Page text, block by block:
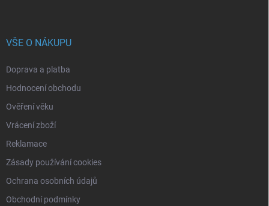
VŠE O NÁKUPU
Doprava a platba
Hodnocení obchodu
Ověření věku
Vrácení zboží
Reklamace
Zásady používání cookies
Ochrana osobních údajů
Obchodní podmínky